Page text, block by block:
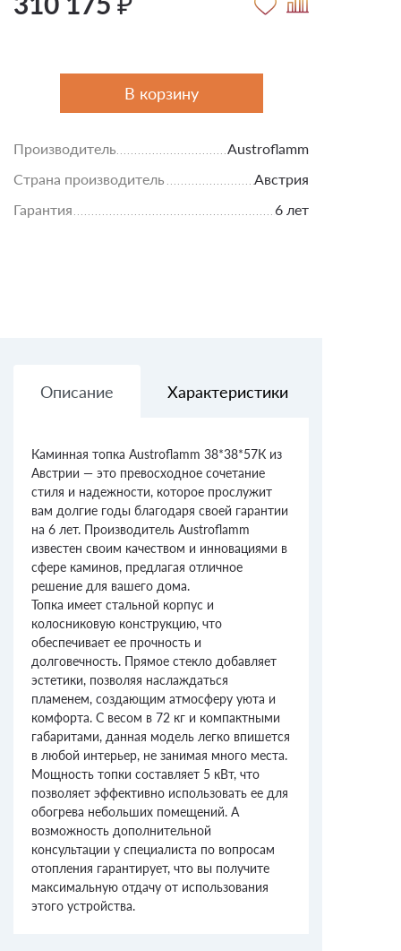
В корзину
Производитель
Austroflamm
Страна производитель
Австрия
Гарантия
6 лет
Описание Характеристики
Каминная топка Austroflamm 38*38*57К из
Австрии — это превосходное сочетание
стиля и надежности, которое прослужит
вам долгие годы благодаря своей гарантии
на 6 лет. Производитель Austroflamm
известен своим качеством и инновациями в
сфере каминов, предлагая отличное
решение для вашего дома.
Топка имеет стальной корпус и
колосниковую конструкцию, что
обеспечивает ее прочность и
долговечность. Прямое стекло добавляет
эстетики, позволяя наслаждаться
пламенем, создающим атмосферу уюта и
комфорта. С весом в 72 кг и компактными
габаритами, данная модель легко впишется
в любой интерьер, не занимая много места.
Мощность топки составляет 5 кВт, что
позволяет эффективно использовать ее для
обогрева небольших помещений. А
возможность дополнительной
консультации у специалиста по вопросам
отопления гарантирует, что вы получите
максимальную отдачу от использования
этого устройства.